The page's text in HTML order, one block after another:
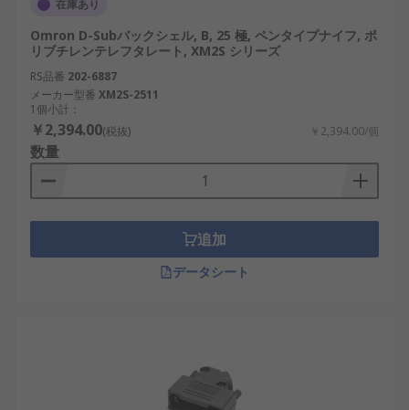
も担います。
D-subシェルの主な機能には、以下のような要素が
あります。まず、シェルは内部のピンやソケットが
物理的ダメージを受けるのを防ぎます。特に振動や
衝撃の多い環境では、この機械的保護が重要です。
日本の自動車産業や輸送機器では、制御系の安定運
用においてD-subハウジングの堅牢性が求められま
す。
また、シェルは電磁干渉（EMI）や静電気放電
（ESD）から内部信号を保護する役割も果たしま
す。多くのD-subシェルは金属製で、シールド性能
さらに、シェルは接続の安定性にも寄与します。ケ
ーブルを固定するクランプやねじ止め式のD-subバ
在庫あり
Omron D-Subバックシェル, B, 25 極, ペンタイプナイフ, ポ
リブチレンテレフタレート, XM2S シリーズ
RS品番 202-6887
メーカー型番 XM2S-2511
1個小計：
￥2,394.00(税抜) ￥2,394.00/個
数量
追加
データシート